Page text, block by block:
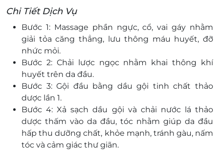
Chi Tiết Dịch Vụ
Bước 1: Massage phần ngực, cổ, vai gáy nhằm
giải tỏa căng thẳng, lưu thông máu huyết, đỡ
nhức mỏi.
Bước 2: Chải lược ngọc nhằm khai thông khí
huyết trên da đầu.
Bước 3: Gội đầu bằng dầu gội tinh chất thảo
dược lần 1.
Bước 4: Xả sạch dầu gội và chải nước lá thảo
dược thấm vào da đầu, tóc nhằm giúp da đầu
hấp thu dưỡng chất, khỏe mạnh, tránh gàu, nấm
tóc và cảm giác thư giãn.